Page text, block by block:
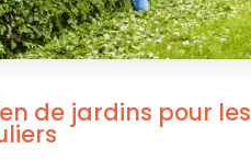
de jardins pour les